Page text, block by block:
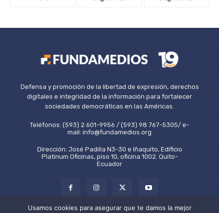
Defensa y promoción de la libertad de expresión, derechos
digitales e integridad de la información para fortalecer
sociedades democráticas en las Américas.
Teléfonos: (593) 2 601-9956 / (593) 98 767-5305/ e-
mail: info@fundamedios.org
Dirección: José Padilla N3-30 e Iñaquito, Edificio
Platinum Oficinas, piso 10, oficina 1002. Quito-
Ecuador
Usamos cookies para asegurar que te damos la mejor